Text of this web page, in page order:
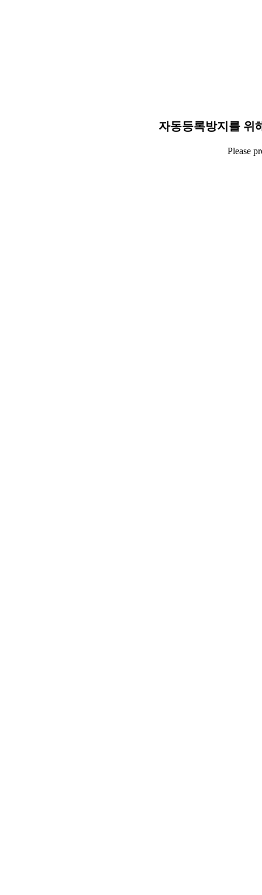
자동등록방지를 위
Please